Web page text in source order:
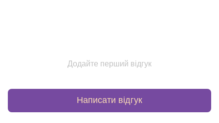
Додайте перший відгук
Написати відгук